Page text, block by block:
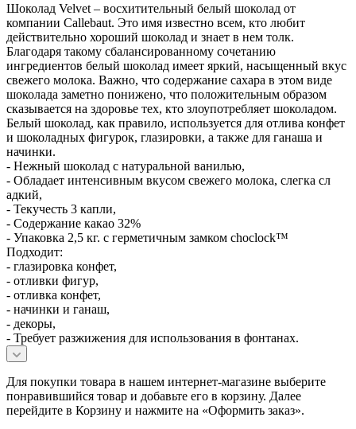
Шоколад Velvet – восхитительный белый шоколад от
компании Callebaut. Это имя известно всем, кто любит
действительно хороший шоколад и знает в нем толк.
Благодаря такому сбалансированному сочетанию
ингредиентов белый шоколад имеет яркий, насыщенный вкус
свежего молока. Важно, что содержание сахара в этом виде
шоколада заметно понижено, что положительным образом
сказывается на здоровье тех, кто злоупотребляет шоколадом.
Белый шоколад, как правило, используется для отлива конфет
и шоколадных фигурок, глазировки, а также для ганаша и
начинки.
- Нежный шоколад с натуральной ванилью,
- Обладает интенсивным вкусом свежего молока, слегка сл
адкий,
- Текучесть 3 капли,
- Содержание какао 32%
- Упаковка 2,5 кг. с герметичным замком choclock™
Подходит:
- глазировка конфет,
- отливки фигур,
- отливка конфет,
- начинки и ганаш,
- декоры,
- Требует разжижения для использования в фонтанах.
Для покупки товара в нашем интернет-магазине выберите
понравившийся товар и добавьте его в корзину. Далее
перейдите в Корзину и нажмите на «Оформить заказ».